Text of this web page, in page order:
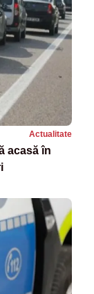
Actualitate
acasă în